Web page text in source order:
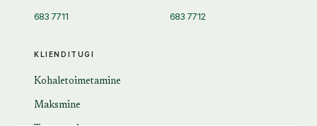
KLIENDITUGI
Kohaletoimetamine
Maksmine
683 7711 683 7712